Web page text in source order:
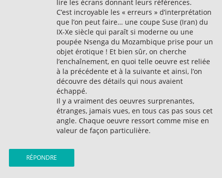
lire les écrans donnant leurs références.
C’est incroyable les « erreurs » d’interprétation
que l’on peut faire… une coupe Suse (Iran) du
IX-Xe siècle qui paraît si moderne ou une
poupée Nsenga du Mozambique prise pour un
objet érotique ! Et bien sûr, on cherche
l’enchaînement, en quoi telle oeuvre est reliée
à la précédente et à la suivante et ainsi, l’on
découvre des détails qui nous avaient
échappé.
Il y a vraiment des oeuvres surprenantes,
étranges, jamais vues, en tous cas pas sous cet
angle. Chaque oeuvre ressort comme mise en
valeur de façon particulière.
RÉPONDRE